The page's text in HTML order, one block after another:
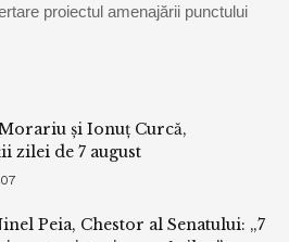
proiectul amenajării punctului
și Ionuț Curcă,
zilei de 7 august
Peia, Chestor al Senatului: „7